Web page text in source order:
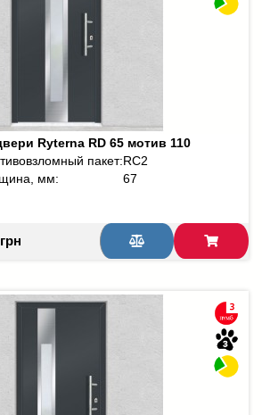
Ryterna RD 65 мотив 110
пакет:RC2
мм:
67